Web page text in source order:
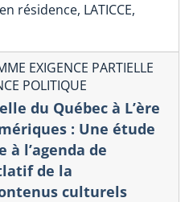
résidence, LATICCE,
EXIGENCE PARTIELLE
POLITIQUE
du Québec à L’ère
: Une étude
à l’agenda de
de la
culturels